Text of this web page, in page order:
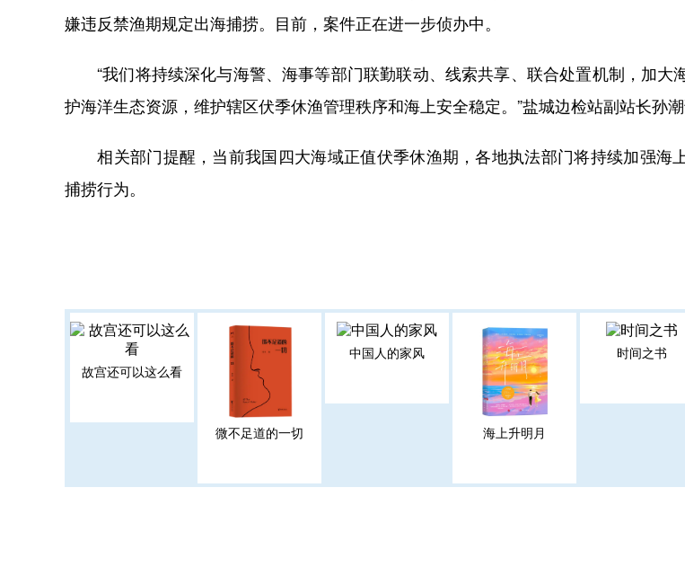
嫌违反禁渔期规定出海捕捞。目前，案件正在进一步侦办中。
“我们将持续深化与海警、海事等部门联勤联动、线索共享、联合处置机制，加大
护海洋生态资源，维护辖区伏季休渔管理秩序和海上安全稳定。”盐城边检站副站长孙潮
相关部门提醒，当前我国四大海域正值伏季休渔期，各地执法部门将持续加强海
捕捞行为。
故宫还可以这么看
微不足道的一切
中国人的家风
海上升明月
时间之书